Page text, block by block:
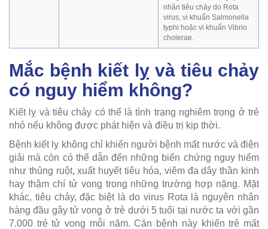
nhân tiêu chảy do Rota
virus, vi khuẩn Salmonella
typhi hoặc vi khuẩn Vibrio
cholerae.
Mắc bệnh kiết lỵ và tiêu chảy
có nguy hiểm không?
Kiết lỵ và tiêu chảy có thể là tình trạng nghiêm trọng ở trẻ
nhỏ nếu không được phát hiện và điều trị kịp thời.
Bệnh kiết lỵ không chỉ khiến người bệnh mất nước và điện
giải mà còn có thể dẫn đến những biến chứng nguy hiểm
như thủng ruột, xuất huyết tiêu hóa, viêm đa dây thần kinh
hay thậm chí tử vong trong những trường hợp nặng. Mặt
khác, tiêu chảy, đặc biệt là do virus Rota là nguyên nhân
hàng đầu gây tử vong ở trẻ dưới 5 tuổi tại nước ta với gần
7.000 trẻ tử vong mỗi năm. Căn bệnh này khiến trẻ mất